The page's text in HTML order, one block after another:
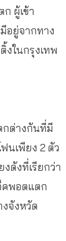
ผู้เข้า
อยู่จากทาง
งในกรุงเทพ
กต่างกันที่มี
นเพียง 2 ตัว
งดังที่เรียกว่า
คพอตแตก
งจังหวัด